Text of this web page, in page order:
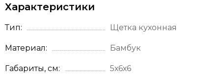
Характеристики
Тип Щетка кухонная
Материал Бамбук
Габариты, см 5х6х6